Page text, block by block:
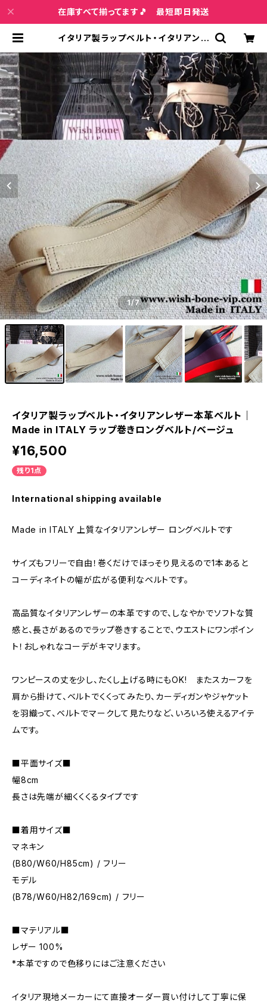
在庫すべて揃ってます🎵 最短即日発送
イタリア製ラップベルト・イタリアンレ
ラップ巻きロングベルト/ベージュ |
インポートファッション＆ジュエリー
Wish Bone VIP
1/7
イタリア製ラップベルト・イタリアンレザー本革ベルト｜
Made in ITALY ラップ巻きロングベルト/ベージュ
¥16,500
残り1点
International shipping available
Made in ITALY 上質なイタリアンレザー ロングベルトです
サイズもフリーで自由！巻くだけでほっそり見えるので1本あると
コーディネイトの幅が広がる便利なベルトです。
高品質なイタリアンレザーの本革ですので、しなやかでソフトな質
感と、長さがあるのでラップ巻きすることで、ウエストにワンポイン
ト！おしゃれなコーデがキマリます。
ワンピースの丈を少し、たくし上げる時にもOK! またスカーフを
肩から掛けて、ベルトでくくってみたり、カーディガンやジャケット
を羽織って、ベルトでマークして見たりなど、いろいろ使えるアイテ
ムです。
■平面サイズ■
幅8cm
長さは先端が細くくくるタイプです
■着用サイズ■
マネキン
(B80/W60/H85cm) / フリー
モデル
(B78/W60/H82/169cm) / フリー
■マテリアル■
レザー 100%
*本革ですので色移りにはご注意ください
イタリア現地メーカーにて直接オーダー買い付けして丁寧に保